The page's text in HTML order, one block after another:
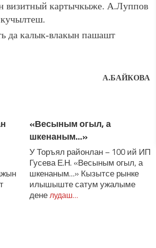
визитный картычкыже. А.Луппов
да калык-влакын пашашт
А.БАЙКОВА
«Весыным огыл, а
шкенаным…»
У Торъял районлан – 100 ий ИП
Гусева Е.Н. «Весыным огыл, а
шкенаным…» Кызытсе рынке
илышыште сатум ужалыме
денелудаш…